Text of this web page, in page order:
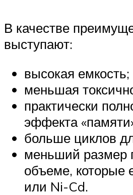
В качестве
выступают:
высокая емкость;
меньшая
практически
эффекта
больше циклов
меньший размер
объеме, которые
или Ni-Cd.